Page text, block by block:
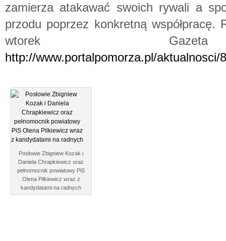
zamierza atakawać swoich rywali a
przodu poprzez konkretną współpracę.
wtorek Gazeta
http://www.portalpomorza.pl/aktualnosci/
Posłowie Zbigniew Kozak i
Daniela Chrapkiewicz oraz
pełnomocnik powiatowy PiS
Olena Pilkiewicz wraz z
kandydatami na radnych